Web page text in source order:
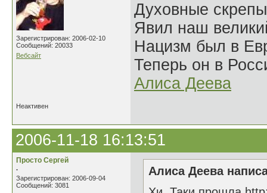
Зарегистрирован: 2006-02-10
Сообщений: 20033
Вебсайт
Духовные
Явил наш
Нацизм был в
Теперь он в
Алиса Деева
Неактивен
2006-11-18 16:13:51
Просто Сергей
.
Зарегистрирован: 2006-09-04
Сообщений: 3081
Алиса Деева